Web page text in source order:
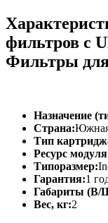
фильтров c
Фильтры
Назначение
Страна:
Тип
Ресурс
Типоразмер:
Гарантия:1
Габариты
Вес, кг:2